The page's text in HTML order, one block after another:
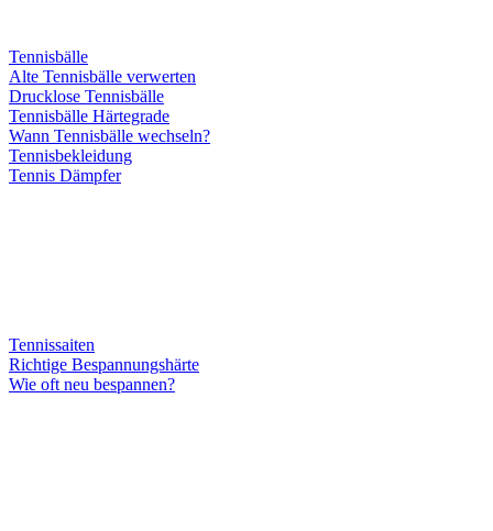
Tennisbälle
Alte Tennisbälle verwerten
Drucklose Tennisbälle
Tennisbälle Härtegrade
Wann Tennisbälle wechseln?
Tennisbekleidung
Tennis Dämpfer
Tennissaiten
Richtige Bespannungshärte
Wie oft neu bespannen?